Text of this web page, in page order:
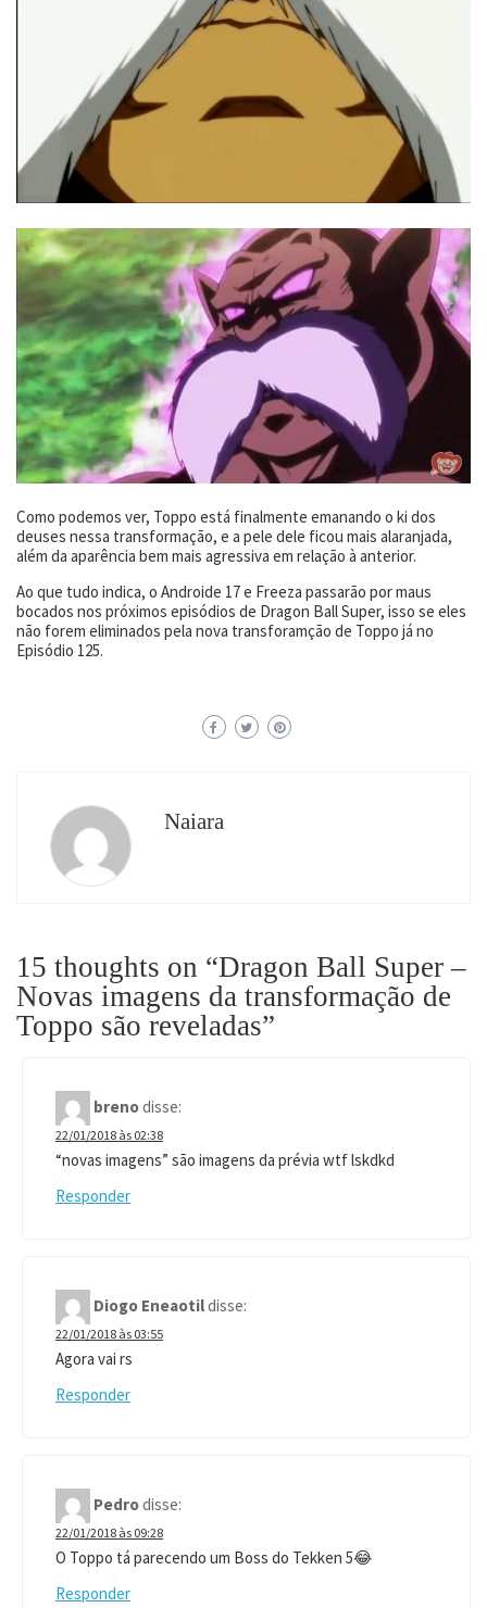
Como podemos ver, Toppo está finalmente emanando o ki dos
deuses nessa transformação, e a pele dele ficou mais alaranjada,
além da aparência bem mais agressiva em relação à anterior.
Ao que tudo indica, o Androide 17 e Freeza passarão por maus
bocados nos próximos episódios de Dragon Ball Super, isso se eles
não forem eliminados pela nova transforamção de Toppo já no
Episódio 125.
Naiara
15 thoughts on “Dragon Ball Super –
Novas imagens da transformação de
Toppo são reveladas”
brenodisse:
22/01/2018 às 02:38
“novas imagens” são imagens da prévia wtf lskdkd
Responder
Diogo Eneaotildisse:
22/01/2018 às 03:55
Agora vai rs
Responder
Pedrodisse:
22/01/2018 às 09:28
O Toppo tá parecendo um Boss do Tekken 5😂
Responder